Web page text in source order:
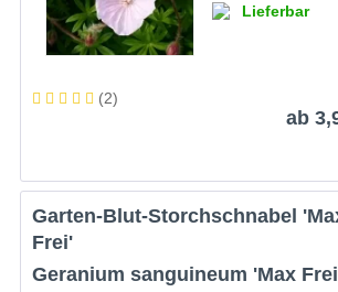
Lieferbar
(2)
ab
Garten-Blut-Storchschnabel 'Max
Frei'
Geranium sanguineum 'Max